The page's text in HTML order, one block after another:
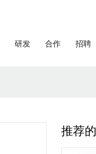
研发 合作 招聘
推荐的